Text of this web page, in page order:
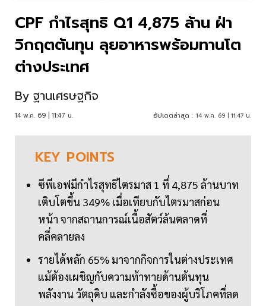
CPF กำไรสุทธิ Q1 4,875 ล้าน ฝ่า
วิกฤตต้นทุน ลุยอาหารพร้อมทานโต
ต่างประเทศ
By ฐานเศรษฐกิจ
14 พ.ค. 69 | 11:47 น. อัปเดตล่าสุด : 14 พ.ค. 69 | 11:47 น.
KEY POINTS
ซีพีเอฟมีกำไรสุทธิไตรมาส 1 ที่ 4,875 ล้านบาท
เติบโตขึ้น 349% เมื่อเทียบกับไตรมาสก่อน
หน้า จากสถานการณ์เนื้อสัตว์ล้นตลาดที่
คลี่คลายลง
รายได้หลัก 65% มาจากกิจการในต่างประเทศ
แม้ต้องเผชิญกับความท้าทายด้านต้นทุน
พลังงาน วัตถุดิบ และกำลังซื้อของผู้บริโภคที่ลด